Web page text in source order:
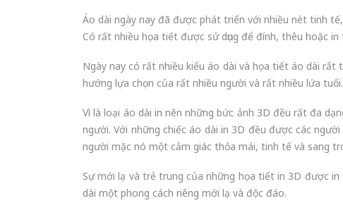
Áo dài ngày nay đã được phát triển với nhiều nét tinh
Có rất nhiều họa tiết được sử dụng để đính, thêu hoặc
Ngày nay có rất nhiều kiểu áo dài và họa tiết áo dài rất
hướng lựa chọn của rất nhiều người và rất nhiều lứa
Vì là loại áo dài in nên những bức ảnh 3D đều rất đa
người. Với những chiếc áo dài in 3D đều được các
người mặc nó một cảm giác thỏa mái, tinh tế và sang
Sự mới lạ và trẻ trung của những họa tiết in 3D được
dài một phong cách riêng mới lạ và độc đáo.